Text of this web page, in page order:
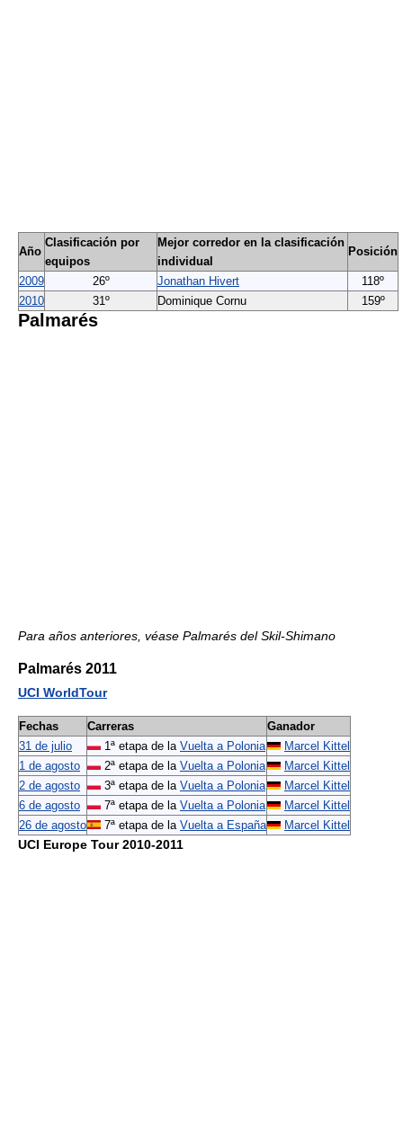
Año
Clasificación por
equipos
Mejor corredor en la clasificación
individual
Posición
2009 26º Jonathan Hivert
118º
2010
31º Dominique Cornu 159º
Palmarés
Para años anteriores, véase Palmarés del Skil-Shimano
Palmarés 2011
UCI WorldTour
Fechas Carreras
Ganador
31 de julio
1ª etapa de la Vuelta a Polonia
Marcel Kittel
1 de agosto
2ª etapa de la Vuelta a Polonia
Marcel Kittel
2 de agosto
3ª etapa de la Vuelta a Polonia
Marcel Kittel
6 de agosto
7ª etapa de la Vuelta a Polonia
Marcel Kittel
26 de agosto
7ª etapa de la Vuelta a España Marcel Kittel
UCI Europe Tour 2010-2011